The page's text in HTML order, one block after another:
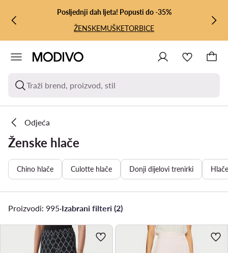
PRIJEĐI NA GLAVNI SADRŽAJ
PRIJEĐI NA PRETRAŽIVANJE
Posljednji dah ljeta! Popusti do -35%
ŽENSKEMUŠKETORBICE
Traži brend, proizvod, stil
Odjeća
Ženske hlače
Chino hlače Culotte hlače Donji dijelovi trenirki Hlače
Proizvodi: 995·Izabrani filteri (2)